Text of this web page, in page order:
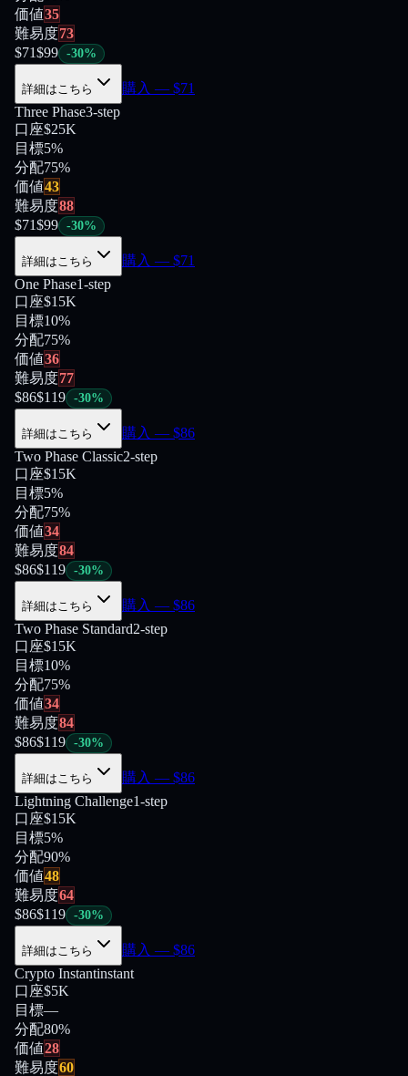
価値35
難易度73
$71$99 -30%
詳細はこちら 購入 — $71
Three Phase3-step
口座$25K
目標5%
分配75%
価値43
難易度88
$71$99 -30%
詳細はこちら 購入 — $71
One Phase1-step
口座$15K
目標10%
分配75%
価値36
難易度77
$86$119 -30%
詳細はこちら 購入 — $86
Two Phase Classic2-step
口座$15K
目標5%
分配75%
価値34
難易度84
$86$119 -30%
詳細はこちら 購入 — $86
Two Phase Standard2-step
口座$15K
目標10%
分配75%
価値34
難易度84
$86$119 -30%
詳細はこちら 購入 — $86
Lightning Challenge1-step
口座$15K
目標5%
分配90%
価値48
難易度64
$86$119 -30%
詳細はこちら 購入 — $86
Crypto Instantinstant
口座$5K
目標—
分配80%
価値28
難易度60